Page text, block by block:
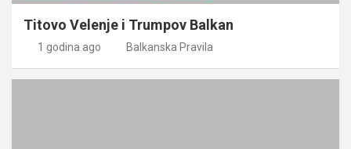
Titovo Velenje i Trumpov Balkan
1 godina ago Balkanska Pravila